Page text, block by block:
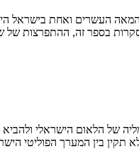
העשרים ואחת בישראל היו
ופוליטיות. בשנים שנסקרות
של הלאום הישראלי
תקין בין המערך הפוליטי